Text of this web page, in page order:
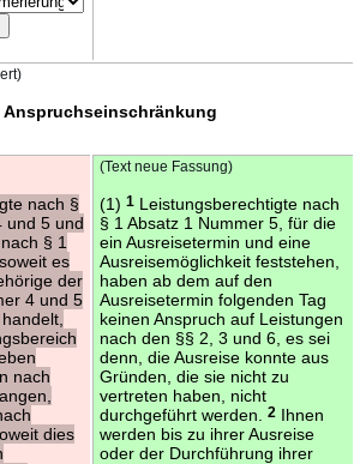
Anspruchseinschränkung
nach §
und 5 und
§ 1
es
der
4 und 5
nach
dies
(Text neue Fassung)
(1) 1Leistungsberechtigte nach
§ 1 Absatz 1 Nummer 5, für die
ein Ausreisetermin und eine
Ausreisemöglichkeit feststehen,
haben ab dem auf den
Ausreisetermin folgenden Tag
keinen Anspruch auf Leistungen
nach den §§ 2, 3 und 6, es sei
denn, die Ausreise konnte aus
Gründen, die sie nicht zu
vertreten haben, nicht
durchgeführt werden.
2Ihnen
werden bis zu ihrer Ausreise
oder der Durchführung ihrer